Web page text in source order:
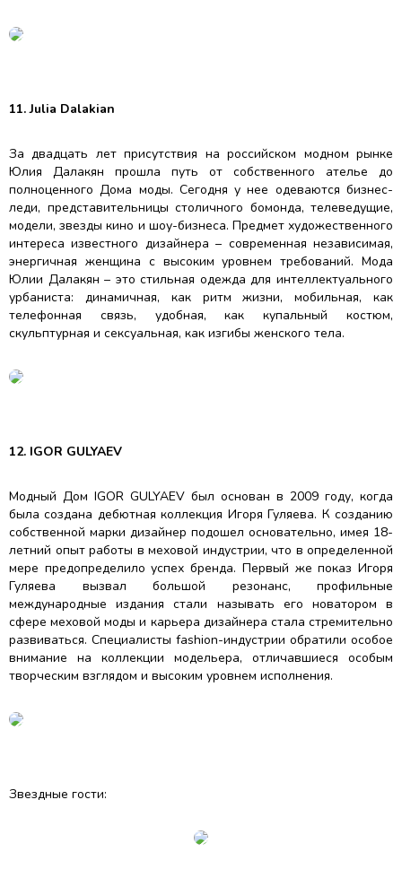
11. Julia Dalakian
За двадцать лет присутствия на российском модном рынке
Юлия Далакян прошла путь от собственного ателье до
полноценного Дома моды. Сегодня у нее одеваются бизнес-
леди, представительницы столичного бомонда, телеведущие,
модели, звезды кино и шоу-бизнеса. Предмет художественного
интереса известного дизайнера – современная независимая,
энергичная женщина с высоким уровнем требований. Мода
Юлии Далакян – это стильная одежда для интеллектуального
урбаниста: динамичная, как ритм жизни, мобильная, как
телефонная связь, удобная, как купальный костюм,
скульптурная и сексуальная, как изгибы женского тела.
12. IGOR GULYAEV
Модный Дом IGOR GULYAEV был основан в 2009 году, когда
была создана дебютная коллекция Игоря Гуляева. К созданию
собственной марки дизайнер подошел основательно, имея 18-
летний опыт работы в меховой индустрии, что в определенной
мере предопределило успех бренда. Первый же показ Игоря
Гуляева вызвал большой резонанс, профильные
международные издания стали называть его новатором в
сфере меховой моды и карьера дизайнера стала стремительно
развиваться. Специалисты fashion-индустрии обратили особое
внимание на коллекции модельера, отличавшиеся особым
творческим взглядом и высоким уровнем исполнения.
Звездные гости: